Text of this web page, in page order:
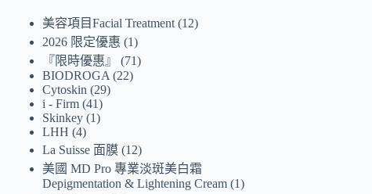
美容項目Facial Treatment 12
2026 限定優惠
1
『限時優惠』
71
BIODROGA
22
Cytoskin
29
i - Firm 41
Skinkey 1
LHH 4
La Suisse 面膜 12
美國 MD Pro 專業淡斑美白霜
Depigmentation & Lightening Cream 1